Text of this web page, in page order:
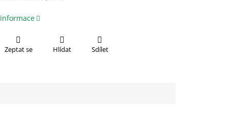
Zeptat se Hlídat Sdílet